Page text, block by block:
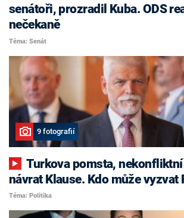
senátoři, prozradil Kuba. ODS
nečekaně
Téma: Senát
9 fotografií
Turkova pomsta, nekonfliktní Havlíček i
návrat Klause. Kdo může vyzvat
Téma: Politika